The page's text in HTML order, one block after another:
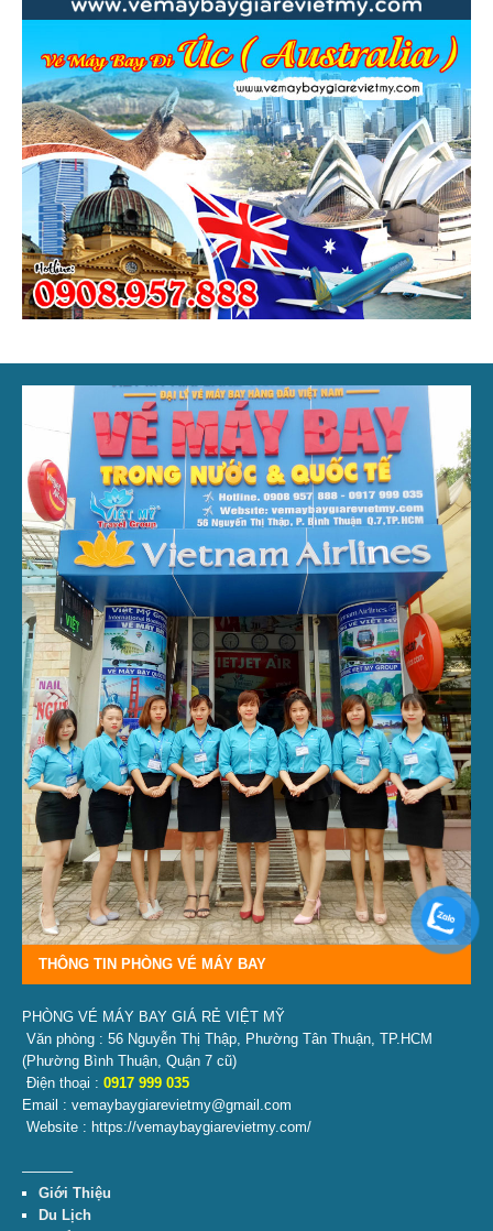
THÔNG TIN PHÒNG VÉ MÁY BAY
PHÒNG VÉ MÁY BAY GIÁ RẺ VIỆT MỸ
Văn phòng : 56 Nguyễn Thị Thập, Phường Tân Thuận, TP.HCM
(Phường Bình Thuận, Quận 7 cũ)
Điện thoại : 0917 999 035
Email : vemaybaygiarevietmy@gmail.com
Website : https://vemaybaygiarevietmy.com/
———–
Giới Thiệu
Du Lịch